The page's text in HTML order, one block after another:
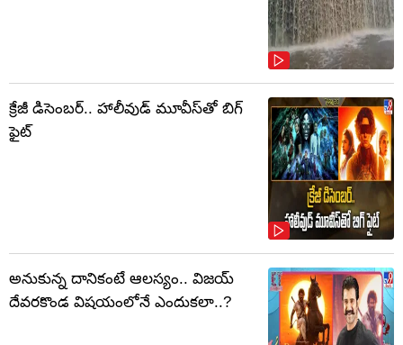
క్రేజీ డిసెంబర్‌.. హాలీవుడ్ మూవీస్‌తో బిగ్
ఫైట్‌
అనుకున్న దానికంటే ఆలస్యం.. విజయ్
దేవరకొండ విషయంలోనే ఎందుకలా..?